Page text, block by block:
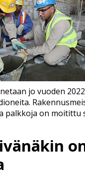
jo vuoden
palkkoja on moitittu